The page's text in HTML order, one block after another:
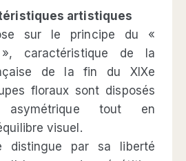
artistiques
sur le principe du «
caractéristique de la
de la fin du XIXe
floraux sont disposés
tout en
visuel.
distingue par sa liberté